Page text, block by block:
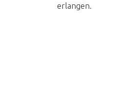
erlangen.